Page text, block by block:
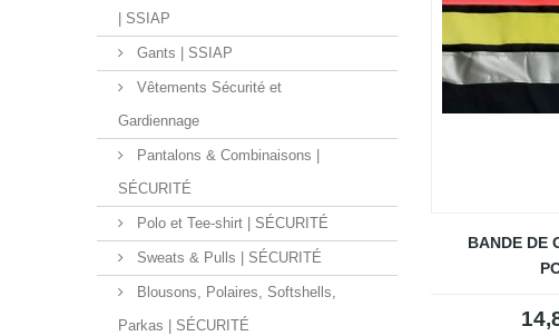
| SSIAP
Gants | SSIAP
Vêtements Sécurité et
Gardiennage
Pantalons & Combinaisons |
SÉCURITÉ
Polo et Tee-shirt | SÉCURITÉ
Sweats & Pulls | SÉCURITÉ
Blousons, Polaires, Softshells,
Parkas | SÉCURITÉ
BANDE DE